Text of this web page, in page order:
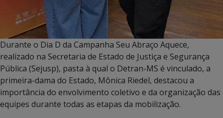
Durante o Dia D da Campanha Seu Abraço Aquece,
realizado na Secretaria de Estado de Justiça e Segurança
Pública (Sejusp), pasta à qual o Detran-MS é vinculado, a
primeira-dama do Estado, Mônica Riedel, destacou a
importância do envolvimento coletivo e da organização das
equipes durante todas as etapas da mobilização.